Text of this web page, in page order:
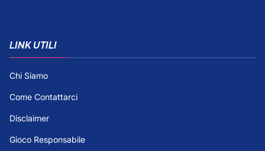
LINK UTILI
Chi Siamo
Come Contattarci
Disclaimer
Gioco Responsabile